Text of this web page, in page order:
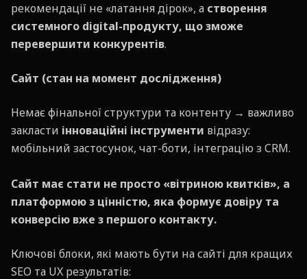
рекомендації не «латання дірок», а створення
системного digital-продукту, що зможе
перевершити конкурентів.
Сайт (стан на момент дослідження)
Немає фінальної структури та контенту → важливо
закласти інноваційні інструменти відразу:
мобільний застосунок, чат-боти, інтеграцію з CRM.
Сайт має стати не просто «вітриною квитків», а
платформою з цінністю, яка формує довіру та
конверсію вже з першого контакту.
Ключові блоки, які мають бути на сайті для кращих
SEO та UX результатів: